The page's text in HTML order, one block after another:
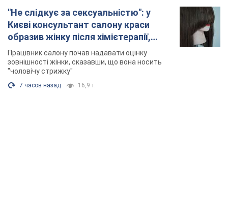
"Не слідкує за сексуальністю": у
Києві консультант салону краси
образив жінку після хімієтерапії,
розгорівся скандал. Фото
Працівник салону почав надавати оцінку
зовнішності жінки, сказавши, що вона носить
"чоловічу стрижку"
7 часов назад 16,9 т.